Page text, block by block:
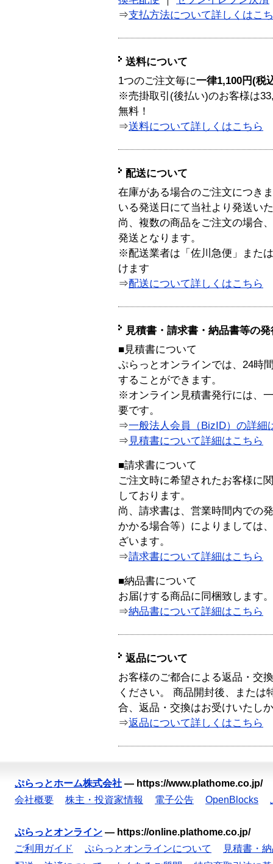
⇒支払方法について詳しくはこ
送料について
1つのご注文毎に一律1,100円(税
※売掛取引(後払い)のお客様は
無料！
⇒送料について詳しくはこちら
配送について
在庫がある場合のご注文につき
いる発送日にて当社より発送い
尚、複数の商品をご注文の場合
発送となります。
※配送業者は「佐川急便」また
けます
⇒配送について詳しくはこちら
見積書・請求書・納品書等の
■見積書について
ぷらっとオンラインでは、24時
することができます。
※オンライン見積書発行には、
要です。
⇒一般法人会員（BizID）の詳細
⇒ 見積書について詳細はこちら
■請求書について
ご注文時に希望されたお客様に
しております。
尚、請求書は、営業時間内での
かかる場合等）によりましては
ざいます。
⇒請求書について詳細はこちら
■納品書について
お届けする商品に同梱致します。
⇒納品書について詳細はこちら
返品について
お客様のご都合による返品・交
ください。 商品開封後、または
合、返品・交換はお受けいたし
⇒返品について詳しくはこちら
ぷらっとホーム株式会社 — https://www.plathome.co.jp/
会社概要
株主・投資家情報 電子公告 OpenBlocks
ぷらっとオンライン — https://online.plathome.co.jp/
ご利用ガイド
ぷらっとオンラインについて
見積書・